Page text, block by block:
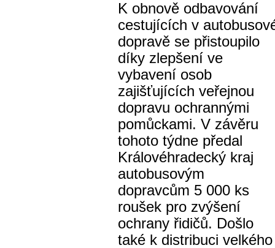
K obnově odbavování
cestujících v
dopravě se přistoupilo
díky zlepšení ve
vybavení osob
zajišťujících veřejnou
dopravu ochrannými
pomůckami. V závěru
tohoto týdne předal
Královéhradecký kraj
autobusovým
dopravcům 5 000 ks
roušek pro zvýšení
ochrany řidičů. Došlo
také k distribuci velkého